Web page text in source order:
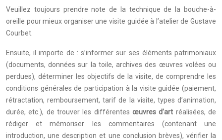
Veuillez toujours prendre note de la technique de la bouche-à-
oreille pour mieux organiser une visite guidée à l’atelier de Gustave
Courbet.
Ensuite, il importe de : s’informer sur ses éléments patrimoniaux
(documents, données sur la toile, archives des œuvres volées ou
perdues), déterminer les objectifs de la visite, de comprendre les
conditions générales de participation à la visite guidée (paiement,
rétractation, remboursement, tarif de la visite, types d’animation,
durée, etc.), de trouver les différentes œuvres d’art réalisées, de
rédiger et mémoriser les commentaires (contenant une
introduction, une description et une conclusion brèves), vérifier la